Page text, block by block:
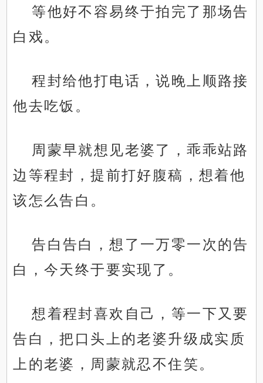
等他好不容易终于拍完了那场告
白戏。
程封给他打电话，说晚上顺路接
他去吃饭。
周蒙早就想见老婆了，乖乖站路
边等程封，提前打好腹稿，想着他
该怎么告白。
告白告白，想了一万零一次的告
白，今天终于要实现了。
想着程封喜欢自己，等一下又要
告白，把口头上的老婆升级成实质
上的老婆，周蒙就忍不住笑。